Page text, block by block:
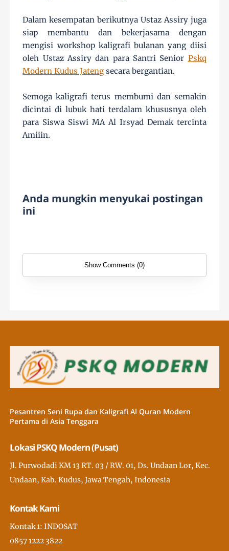
Dalam kesempatan berikutnya Ustaz Assiry juga
siap membantu dan bekerjasama dengan
mengisi workshop kaligrafi bulanan yang diisi
oleh Ustaz Assiry dan para Santri Senior Pskq
Modern Kudus Jateng secara bergantian.
Semoga kaligrafi terus membumi dan semakin
dicintai di lubuk hati terdalam khususnya oleh
para Siswa Siswi MA Al Irsyad Demak tercinta
Amiiin.
Anda mungkin menyukai postingan
ini
Show Comments (0)
Pesantren Seni Rupa dan Kaligrafi Al Quran Modern
Pertama di Asia Tenggara
Lokasi PSKQ Modern (Pusat)
Jl. Purwodadi KM 13 RT. 03 / RW. 01, Ds. Undaan Lor, Kec.
Undaan, Kab. Kudus, Jawa Tengah, Indonesia
Kontak Kami
Kontak 1: INDOSAT
0857 1222 3822